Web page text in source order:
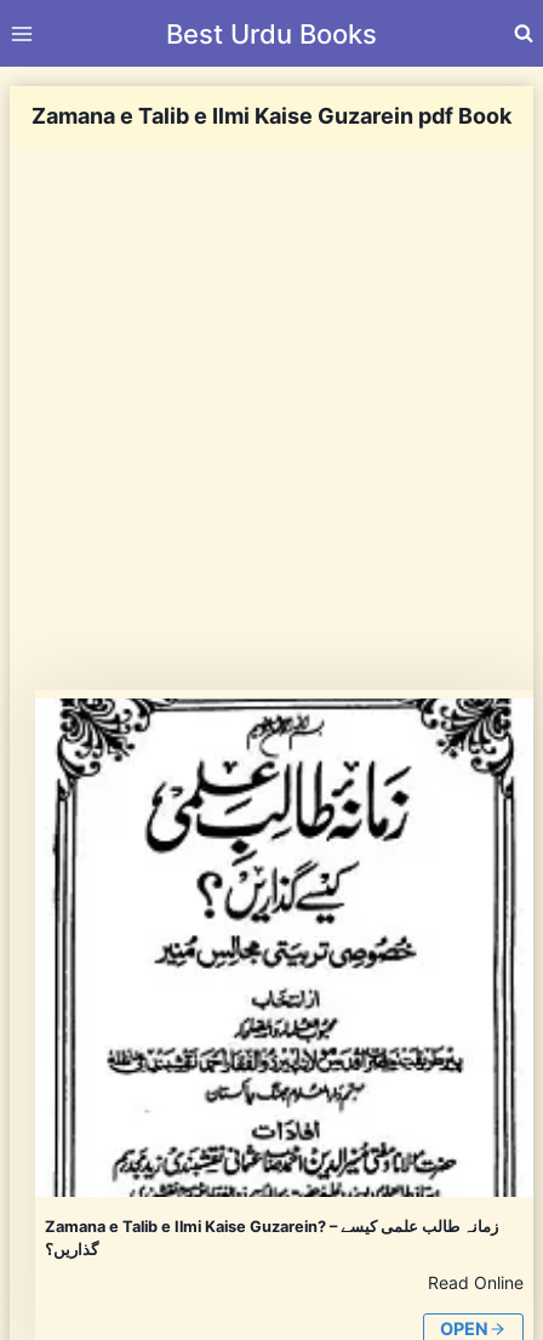
to
Best Urdu Books
Zamana e Talib e Ilmi Kaise Guzarein pdf Book
Zamana e Talib e Ilmi Kaise Guzarein? – زمانہ طالب علمی کیسے
گذاریں؟
Read Online
OPEN